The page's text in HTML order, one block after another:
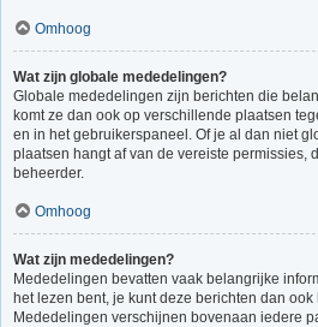
Omhoog
Wat zijn globale mededelingen?
Globale mededelingen zijn berichten die
komt ze dan ook op verschillende plaatsen
en in het gebruikerspaneel. Of je al dan niet
plaatsen hangt af van de vereiste permissies,
beheerder.
Omhoog
Wat zijn mededelingen?
Mededelingen bevatten vaak belangrijke
het lezen bent, je kunt deze berichten dan
Mededelingen verschijnen bovenaan iedere